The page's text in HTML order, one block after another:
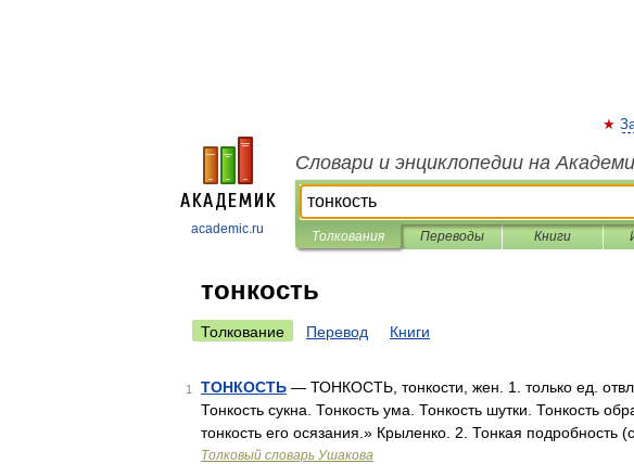
academic.ru
Словари и энциклопедии на
Толкования Переводы Книги
тонкость
Толкование Перевод Книги
1 ТОНКОСТЬ — ТОНКОСТЬ, тонкости, жен. 1. только ед.
Тонкость сукна. Тонкость ума. Тонкость шутки. Тонкость
тонкость его осязания.» Крыленко. 2. Тонкая подробность
Толковый словарь Ушакова